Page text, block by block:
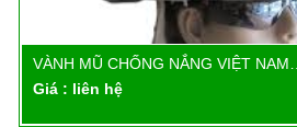
Chi tiết
VÀNH MŨ CHỐNG NẮNG VIỆT NAM…
Giá : liên hệ